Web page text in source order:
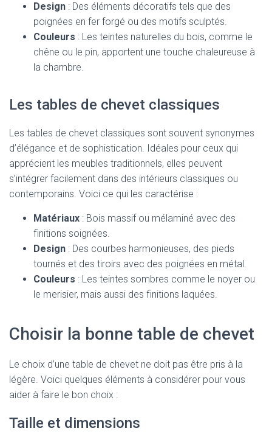
Design : Des éléments décoratifs tels que des
poignées en fer forgé ou des motifs sculptés.
Couleurs : Les teintes naturelles du bois, comme le
chêne ou le pin, apportent une touche chaleureuse à
la chambre.
Les tables de chevet classiques
Les tables de chevet classiques sont souvent synonymes
d’élégance et de sophistication. Idéales pour ceux qui
apprécient les meubles traditionnels, elles peuvent
s’intégrer facilement dans des intérieurs classiques ou
contemporains. Voici ce qui les caractérise :
Matériaux : Bois massif ou mélaminé avec des
finitions soignées.
Design : Des courbes harmonieuses, des pieds
tournés et des tiroirs avec des poignées en métal.
Couleurs : Les teintes sombres comme le noyer ou
le merisier, mais aussi des finitions laquées.
Choisir la bonne table de chevet
Le choix d’une table de chevet ne doit pas être pris à la
légère. Voici quelques éléments à considérer pour vous
aider à faire le bon choix :
Taille et dimensions